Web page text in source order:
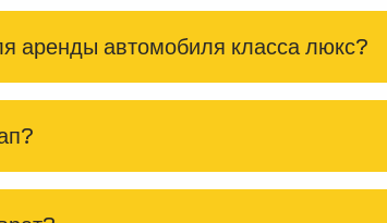
аренды автомобиля класса люкс?